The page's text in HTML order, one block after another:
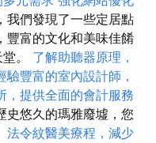
我們發現了一些定居點
豐富的文化和美味佳餚
。 了解助聽器原理，
驗豐富的室內設計師，
，提供全面的會計服務
史悠久的瑪雅廢墟，您
法令紋醫美療程，減少